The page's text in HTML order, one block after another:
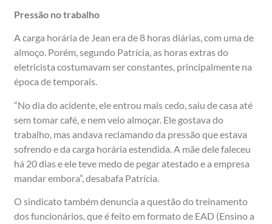
Pressão no trabalho
A carga horária de Jean era de 8 horas diárias, com uma de
almoço. Porém, segundo Patrícia, as horas extras do
eletricista costumavam ser constantes, principalmente na
época de temporais.
“No dia do acidente, ele entrou mais cedo, saiu de casa até
sem tomar café, e nem veio almoçar. Ele gostava do
trabalho, mas andava reclamando da pressão que estava
sofrendo e da carga horária estendida. A mãe dele faleceu
há 20 dias e ele teve medo de pegar atestado e a empresa
mandar embora”, desabafa Patrícia.
O sindicato também denuncia a questão do treinamento
dos funcionários, que é feito em formato de EAD (Ensino a